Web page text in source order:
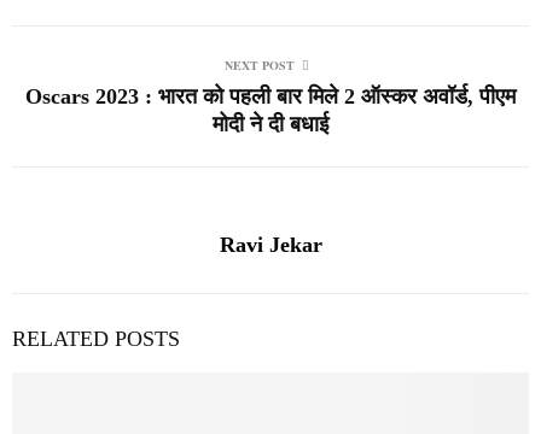
NEXT POST
Oscars 2023 : भारत को पहली बार मिले 2 ऑस्कर अवॉर्ड, पीएम
मोदी ने दी बधाई
Ravi Jekar
RELATED POSTS